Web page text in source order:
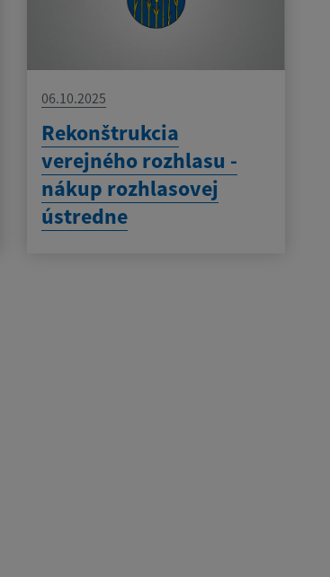
06.10.2025
Rekonštrukcia
verejného rozhlasu -
nákup rozhlasovej
ústredne